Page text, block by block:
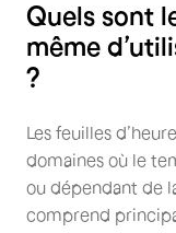
Quels sont
même
?
Les feuilles
domaines où le
ou dépendant de
comprend